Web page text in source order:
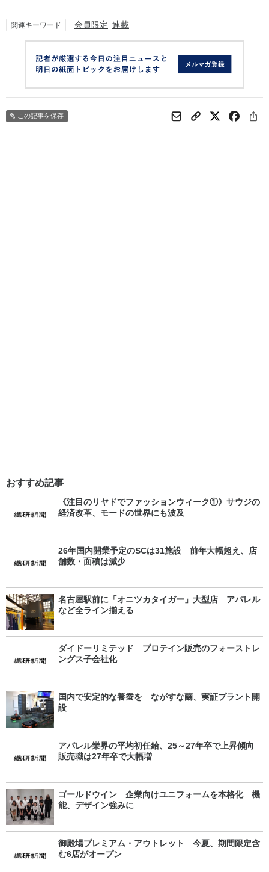
関連キーワード 会員限定 連載
この記事を保存
おすすめ記事
《注目のリヤドでファッションウィーク①》サウジの
経済改革、モードの世界にも波及
26年国内開業予定のSCは31施設 前年大幅超え、店
舗数・面積は減少
名古屋駅前に「オニツカタイガー」大型店 アパレル
など全ライン揃える
ダイドーリミテッド プロテイン販売のフォーストレ
ングス子会社化
国内で安定的な養蚕を ながすな繭、実証プラント開
設
アパレル業界の平均初任給、25～27年卒で上昇傾向
販売職は27年卒で大幅増
ゴールドウイン 企業向けユニフォームを本格化 機
能、デザイン強みに
御殿場プレミアム・アウトレット 今夏、期間限定含
む6店がオープン